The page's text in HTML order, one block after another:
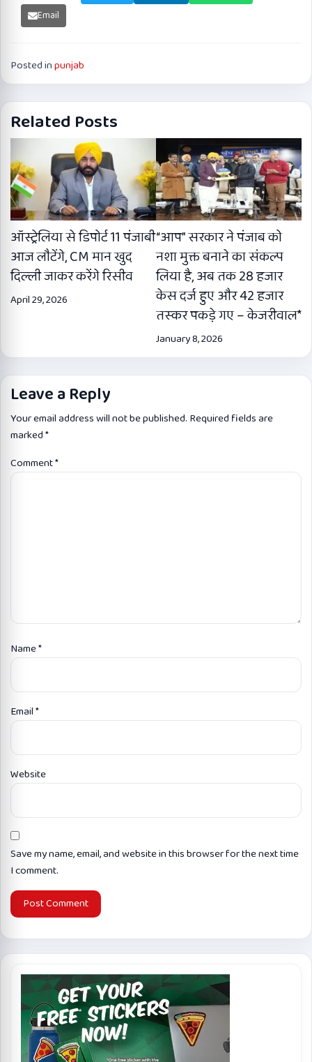
Email
Posted inpunjab
Related Posts
ऑस्ट्रेलिया से डिपोर्ट 11 पंजाबी
आज लौटेंगे, CM मान खुद
दिल्ली जाकर करेंगे रिसीव
April 29, 2026
“आप” सरकार ने पंजाब को
नशा मुक्त बनाने का संकल्प
लिया है, अब तक 28 हजार
केस दर्ज हुए और 42 हजार
तस्कर पकड़े गए – केजरीवाल*
January 8, 2026
Leave a Reply
Your email address will not be published. Required fields are
marked*
Comment*
Name*
Email*
Website
Save my name, email, and website in this browser for the next time
I comment.